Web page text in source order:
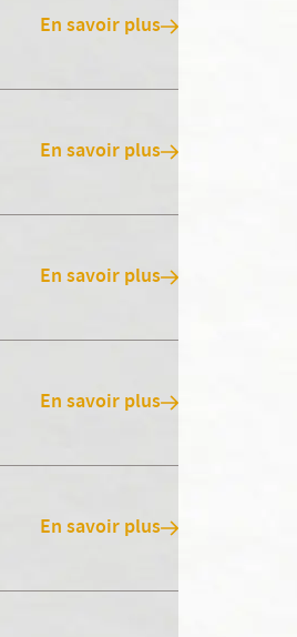
En savoir plus
En savoir plus
En savoir plus
En savoir plus
En savoir plus